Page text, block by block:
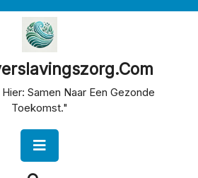
Samen Naar Een Gezonde
Toekomst."